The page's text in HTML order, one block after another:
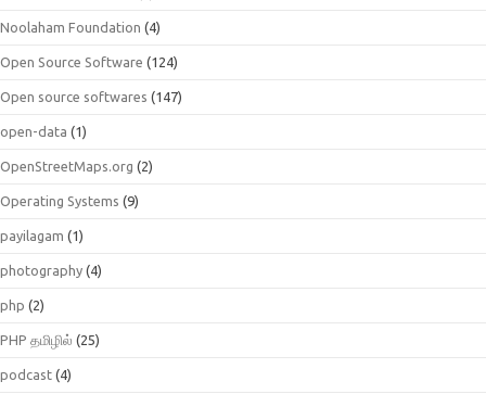
Noolaham Foundation (4)
Open Source Software (124)
Open source softwares (147)
open-data (1)
OpenStreetMaps.org (2)
Operating Systems (9)
payilagam (1)
photography (4)
php (2)
PHP தமிழில் (25)
podcast (4)